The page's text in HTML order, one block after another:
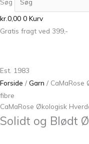
Søg
kr.0,00 0 Kurv
Gratis fragt ved 399,-
Est. 1983
Forside / Garn / CaMaRose
fibre
CaMaRose Økologisk
Solidt og Blødt